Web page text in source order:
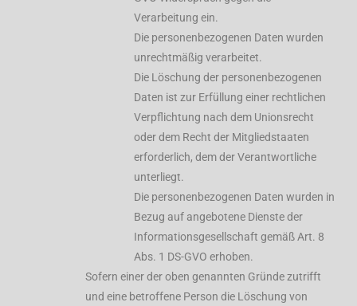
Verarbeitung ein.
Die personenbezogenen Daten wurden
unrechtmäßig verarbeitet.
Die Löschung der personenbezogenen
Daten ist zur Erfüllung einer rechtlichen
Verpflichtung nach dem Unionsrecht
oder dem Recht der Mitgliedstaaten
erforderlich, dem der Verantwortliche
unterliegt.
Die personenbezogenen Daten wurden in
Bezug auf angebotene Dienste der
Informationsgesellschaft gemäß Art. 8
Abs. 1 DS-GVO erhoben.
Sofern einer der oben genannten Gründe zutrifft
und eine betroffene Person die Löschung von